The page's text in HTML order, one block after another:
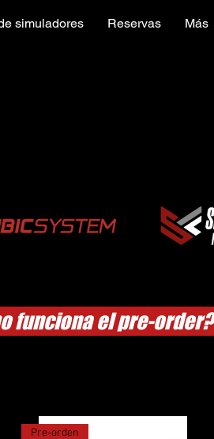
simuladores Reservas Más
Pre-orden
funciona el pre-order?